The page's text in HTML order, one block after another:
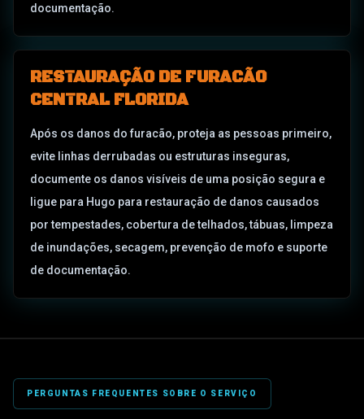
documentação.
RESTAURAÇÃO DE FURACÃO
CENTRAL FLORIDA
Após os danos do furacão, proteja as pessoas primeiro,
evite linhas derrubadas ou estruturas inseguras,
documente os danos visíveis de uma posição segura e
ligue para Hugo para restauração de danos causados
por tempestades, cobertura de telhados, tábuas, limpeza
de inundações, secagem, prevenção de mofo e suporte
de documentação.
PERGUNTAS FREQUENTES SOBRE O SERVIÇO